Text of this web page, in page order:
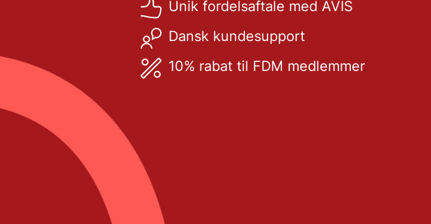
Unik fordelsaftale med AVIS
Dansk kundesupport
10% rabat til FDM medlemmer